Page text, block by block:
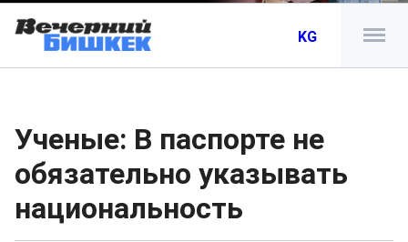
KG
Ученые: В паспорте не
обязательно указывать
национальность